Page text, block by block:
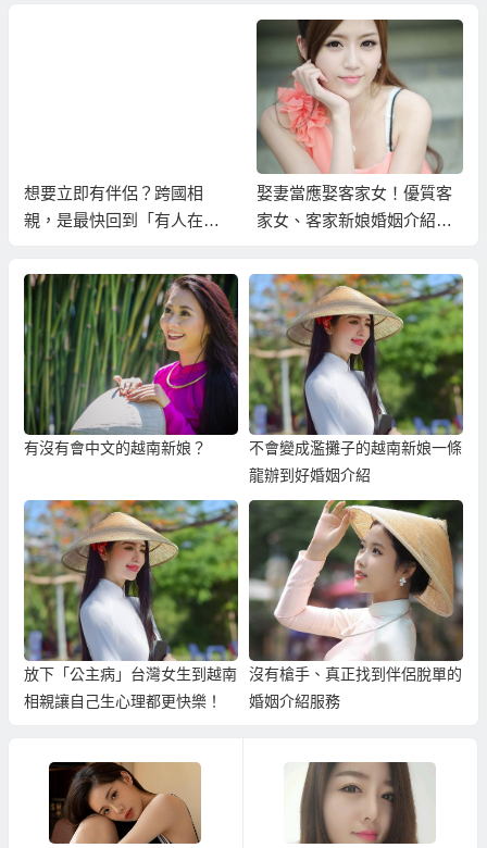
想要立即有伴侶？跨國相
親，是最快回到「有人在等
娶妻當應娶客家女！優質客
家女、客家新娘婚姻介紹服
有沒有會中文的越南新娘？
不會變成濫攤子的越南新娘一條
龍辦到好婚姻介紹
放下「公主病」台灣女生到越南
相親讓自己生心理都更快樂！
沒有槍手、真正找到伴侶脫單的
婚姻介紹服務